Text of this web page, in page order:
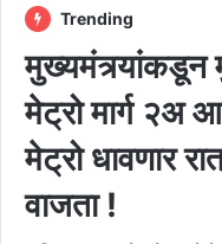
Trending
मुख्यमंत्र्यांकडून
मेट्रो मार्ग २अ
मेट्रो धावणार
वाजता !